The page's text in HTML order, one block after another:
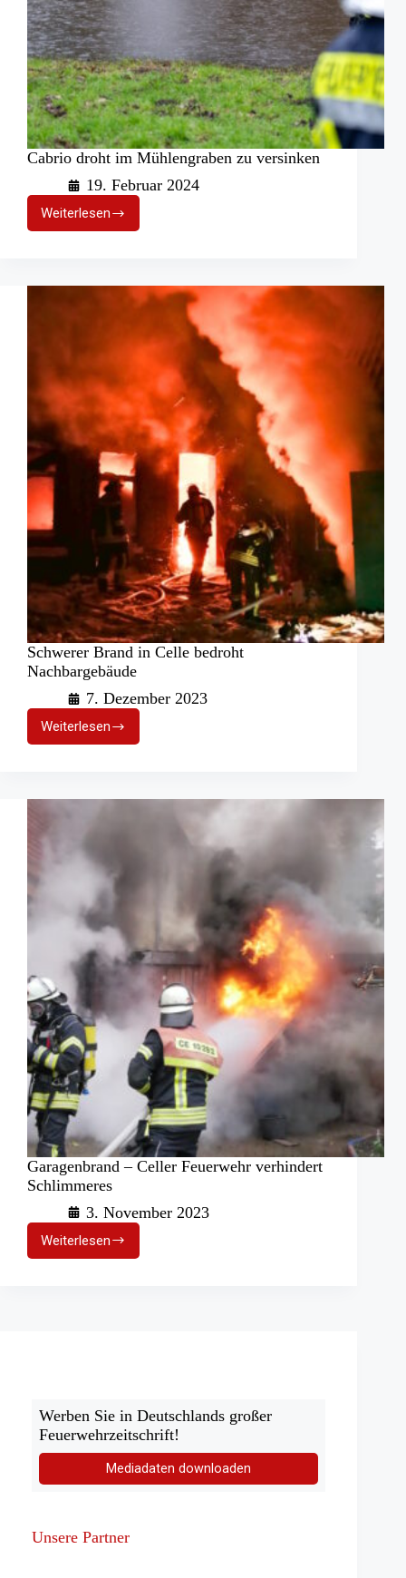
Cabrio droht im Mühlengraben zu versinken
19. Februar 2024
Weiterlesen
Cabrio
droht
zu
versinken
Schwerer Brand in Celle bedroht
Nachbargebäude
7. Dezember 2023
Weiterlesen
Schwerer
Brand
bedroht
Garagenbrand – Celler Feuerwehr verhindert
Schlimmeres
3. November 2023
WeiterlesenGaragenbrand
–
Werben Sie in Deutschlands großer
Feuerwehrzeitschrift!
Mediadaten downloaden
Unsere Partner